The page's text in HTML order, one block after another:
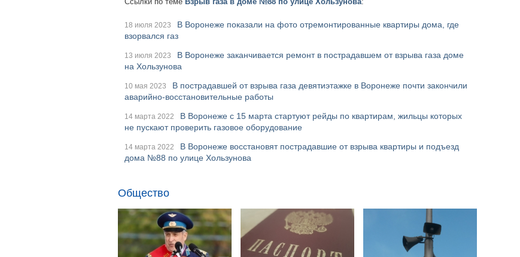
18 июля 2023
В Воронеже показали на фото отремонтированные квартиры дома, где
взорвался газ
13 июля 2023
В Воронеже заканчивается ремонт в пострадавшем от взрыва газа доме
на Хользунова
10 мая 2023
В пострадавшей от взрыва газа девятиэтажке в Воронеже почти закончили
аварийно-восстановительные работы
14 марта 2022
В Воронеже с 15 марта стартуют рейды по квартирам, жильцы которых
не пускают проверить газовое оборудование
14 марта 2022
В Воронеже восстановят пострадавшие от взрыва квартиры и подъезд
дома №88 по улице Хользунова
Общество